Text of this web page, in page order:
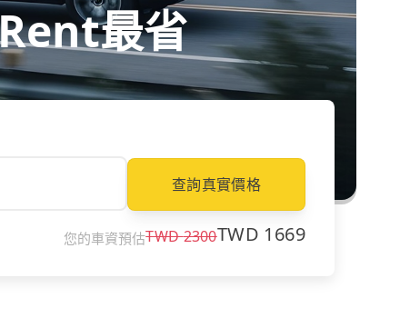
最省
查詢真實價格
您的車資預估TWD2300TWD 1669